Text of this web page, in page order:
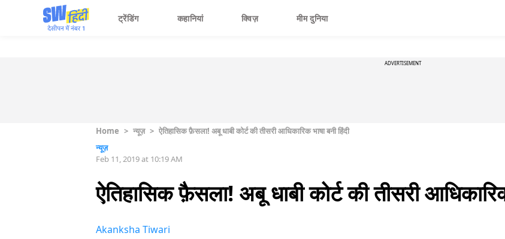
ट्रेंडिंग कहानियां क्विज़ मीम दुनिया
ADVERTISEMENT
Home > न्यूज़ > ऐतिहासिक फ़ैसला! अबू धाबी कोर्ट की तीसरी आधिकारिक भाषा बनी हिंदी
न्यूज़
Feb 11, 2019 at 10:19 AM
ऐतिहासिक फ़ैसला! अबू धाबी कोर्ट की तीसरी
Akanksha Tiwari